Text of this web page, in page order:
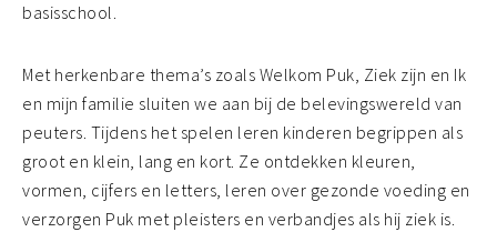
basisschool.
Met herkenbare thema’s zoals Welkom Puk, Ziek zijn en Ik
en mijn familie sluiten we aan bij de belevingswereld van
peuters. Tijdens het spelen leren kinderen begrippen als
groot en klein, lang en kort. Ze ontdekken kleuren,
vormen, cijfers en letters, leren over gezonde voeding en
verzorgen Puk met pleisters en verbandjes als hij ziek is.